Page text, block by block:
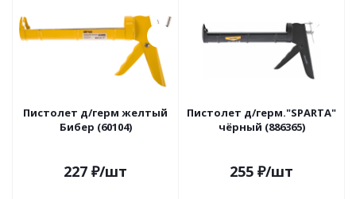
Пистолет д/герм желтый
Бибер (60104)
227 ₽/шт
Пистолет д/герм."SPARTA"
чёрный (886365)
255 ₽/шт